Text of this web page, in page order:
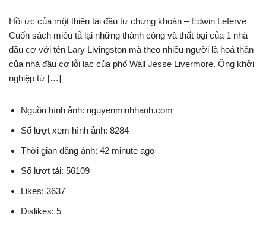
Hồi ức của một thiên tài đầu tư chứng khoán – Edwin Leferve
Cuốn sách miêu tả lại những thành công và thất bại của 1 nhà
đầu cơ với tên Lary Livingston mà theo nhiều người là hoá thân
của nhà đầu cơ lỗi lạc của phố Wall Jesse Livermore. Ông khởi
nghiệp từ […]
Nguồn hình ảnh: nguyenminhhanh.com
Số lượt xem hình ảnh: 8284
Thời gian đăng ảnh: 42 minute ago
Số lượt tải: 56109
Likes: 3637
Dislikes: 5